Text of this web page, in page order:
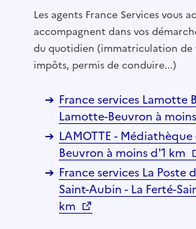
Les agents France Services vous
accompagnent dans vos
du quotidien (immatriculation de
impôts, permis de conduire...)
France services Lamotte
Lamotte-Beuvron à
LAMOTTE -
Beuvron à moins d'1 km
France services La Poste
Saint-Aubin - La Ferté-
km